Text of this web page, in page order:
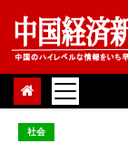
Skip
content
社会